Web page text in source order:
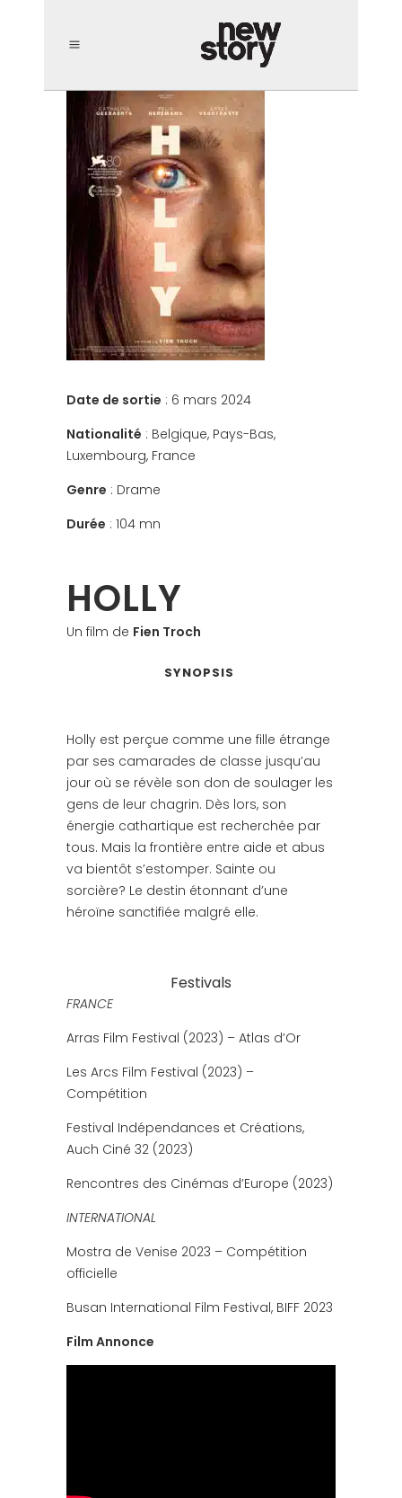
Date de sortie : 6 mars 2024
Nationalité : Belgique, Pays-Bas,
Luxembourg, France
Genre : Drame
Durée : 104 mn
HOLLY
Un film de Fien Troch
SYNOPSIS
Holly est perçue comme une fille étrange
par ses camarades de classe jusqu’au
jour où se révèle son don de soulager les
gens de leur chagrin. Dès lors, son
énergie cathartique est recherchée par
tous. Mais la frontière entre aide et abus
va bientôt s’estomper. Sainte ou
sorcière? Le destin étonnant d’une
héroïne sanctifiée malgré elle.
Festivals
FRANCE
Arras Film Festival (2023) – Atlas d’Or
Les Arcs Film Festival (2023) –
Compétition
Festival Indépendances et Créations,
Auch Ciné 32 (2023)
Rencontres des Cinémas d’Europe (2023)
INTERNATIONAL
Mostra de Venise 2023 – Compétition
officielle
Busan International Film Festival, BIFF 2023
Film Annonce